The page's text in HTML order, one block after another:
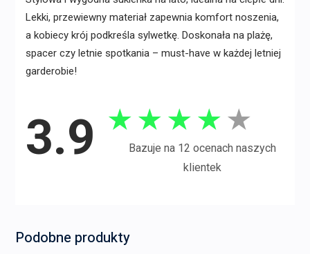
Lekki, przewiewny materiał zapewnia komfort noszenia,
a kobiecy krój podkreśla sylwetkę. Doskonała na plażę,
spacer czy letnie spotkania – must-have w każdej letniej
garderobie!
3.9 ★ ★ ★ ★ ★
Bazuje na 12 ocenach naszych
klientek
Podobne produkty